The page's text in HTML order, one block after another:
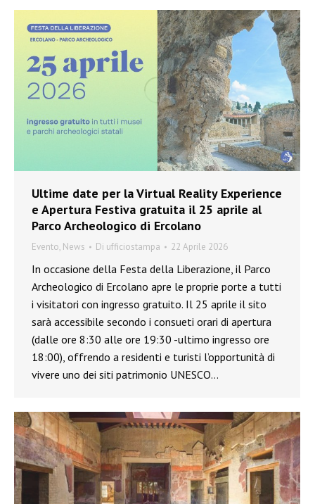
Ultime date per la Virtual Reality Experience
e Apertura Festiva gratuita il 25 aprile al
Parco Archeologico di Ercolano
Evento, News Di ufficiostampa 22 Aprile 2026
In occasione della Festa della Liberazione, il Parco
Archeologico di Ercolano apre le proprie porte a tutti
i visitatori con ingresso gratuito. Il 25 aprile il sito
sarà accessibile secondo i consueti orari di apertura
(dalle ore 8:30 alle ore 19:30 -ultimo ingresso ore
18:00), offrendo a residenti e turisti l’opportunità di
vivere uno dei siti patrimonio UNESCO…